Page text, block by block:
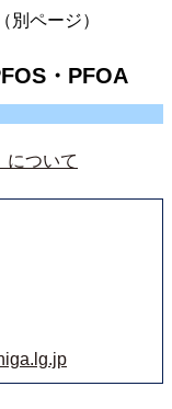
（別ページ）
・PFOA
について